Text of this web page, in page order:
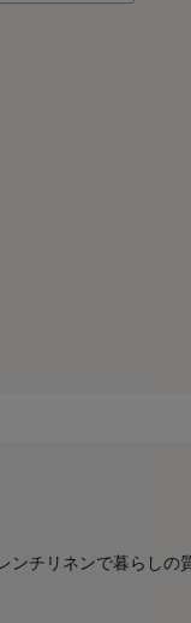
チリネンで暮らしの